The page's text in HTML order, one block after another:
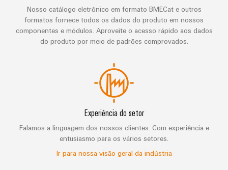
Nosso catálogo eletrônico em formato BMECat e outros
formatos fornece todos os dados do produto em nossos
componentes e módulos. Aproveite o acesso rápido aos dados
do produto por meio de padrões comprovados.
Experiência do setor
Falamos a linguagem dos nossos clientes. Com experiência e
entusiasmo para os vários setores.
Ir para nossa visão geral da indústria